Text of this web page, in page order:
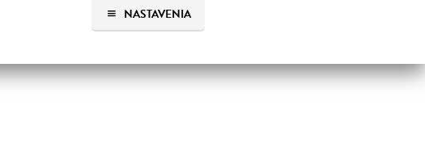
NASTAVENIA